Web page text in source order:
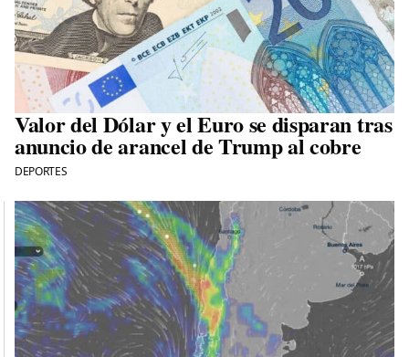
Valor del Dólar y el Euro se disparan tras
anuncio de arancel de Trump al cobre
DEPORTES